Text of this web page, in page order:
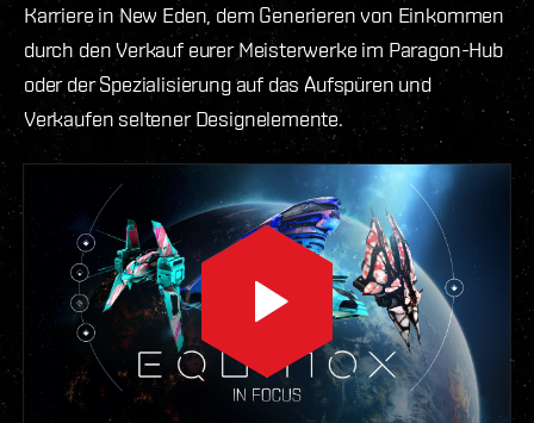
Karriere in New Eden, dem Generieren von Einkommen
durch den Verkauf eurer Meisterwerke im Paragon-Hub
oder der Spezialisierung auf das Aufspüren und
Verkaufen seltener Designelemente.